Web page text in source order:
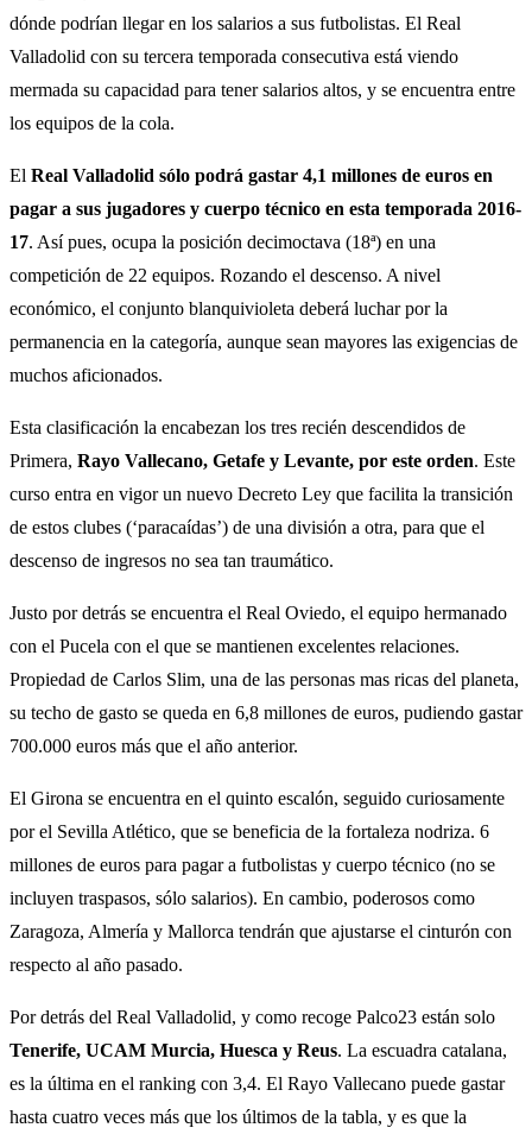
dónde podrían llegar en los salarios a sus futbolistas. El Real
Valladolid con su tercera temporada consecutiva está viendo
mermada su capacidad para tener salarios altos, y se encuentra entre
los equipos de la cola.
El Real Valladolid sólo podrá gastar 4,1 millones de euros en
pagar a sus jugadores y cuerpo técnico en esta temporada 2016-
17. Así pues, ocupa la posición decimoctava (18ª) en una
competición de 22 equipos. Rozando el descenso. A nivel
económico, el conjunto blanquivioleta deberá luchar por la
permanencia en la categoría, aunque sean mayores las exigencias de
muchos aficionados.
Esta clasificación la encabezan los tres recién descendidos de
Primera, Rayo Vallecano, Getafe y Levante, por este orden. Este
curso entra en vigor un nuevo Decreto Ley que facilita la transición
de estos clubes (‘paracaídas’) de una división a otra, para que el
descenso de ingresos no sea tan traumático.
Justo por detrás se encuentra el Real Oviedo, el equipo hermanado
con el Pucela con el que se mantienen excelentes relaciones.
Propiedad de Carlos Slim, una de las personas mas ricas del planeta,
su techo de gasto se queda en 6,8 millones de euros, pudiendo gastar
700.000 euros más que el año anterior.
El Girona se encuentra en el quinto escalón, seguido curiosamente
por el Sevilla Atlético, que se beneficia de la fortaleza nodriza. 6
millones de euros para pagar a futbolistas y cuerpo técnico (no se
incluyen traspasos, sólo salarios). En cambio, poderosos como
Zaragoza, Almería y Mallorca tendrán que ajustarse el cinturón con
respecto al año pasado.
Por detrás del Real Valladolid, y como recoge Palco23 están solo
Tenerife, UCAM Murcia, Huesca y Reus. La escuadra catalana,
es la última en el ranking con 3,4. El Rayo Vallecano puede gastar
hasta cuatro veces más que los últimos de la tabla, y es que la